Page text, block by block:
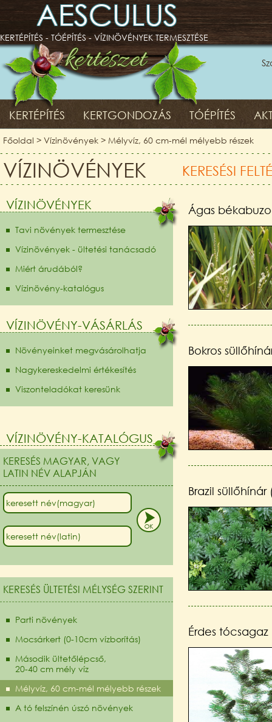
AESCULUS
KERTÉPÍTÉS - TÓÉPÍTÉS - VÍZINÖVÉNYEK TERMESZTÉSE
KERTÉPÍTÉS KERTGONDOZÁS TÓÉPÍTÉS
Főoldal > Vízinövények > Mélyvíz, 60 cm-mél mélyebb részek
VÍZINÖVÉNYEK KERESÉSI
VÍZINÖVÉNYEK
Tavi növények termesztése
Vízinövények - ültetési tanácsadó
Miért árudából?
Vízinövény-katalógus
VÍZINÖVÉNY-VÁSÁRLÁS
Növényeinket megvásárolhatja
Nagykereskedelmi értékesítés
Viszonteladókat keresünk
VÍZINÖVÉNY-KATALÓGUS
KERESÉS MAGYAR, VAGY
LATIN NÉV ALAPJÁN
KERESÉS ÜLTETÉSI MÉLYSÉG SZERINT
Parti növények
Mocsárkert (0-10cm vízborítás)
Második ültetőlépcső,
20-40 cm mély víz
Mélyvíz, 60 cm-mél mélyebb részek
A tó felszínén úszó növények
Ágas
Bokros
Brazil
Érdes